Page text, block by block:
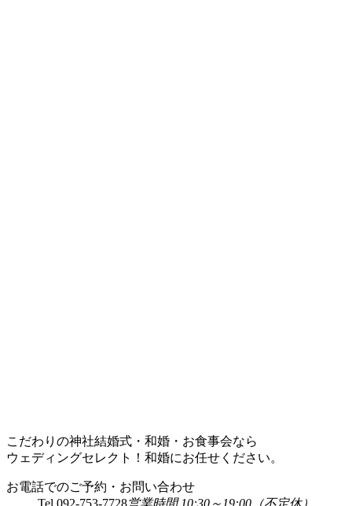
こだわりの神社結婚式・和婚・お食事会なら
ウェディングセレクト！和婚にお任せください。
お電話でのご予約・お問い合わせ
Tel.092-753-7728営業時間 10:30～19:00（不定休）